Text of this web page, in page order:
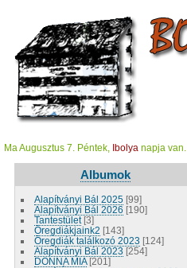
Ma Augusztus 7. Péntek, Ibolya napja van.
Albumok
Alapítványi Bál 2025 [99]
Alapítványi Bál 2026 [190]
Tantestület [3]
Öregdiákjaink2 [143]
Öregdiák találkozó 2023 [124]
Alapítványi Bál 2023 [254]
DONNA MIA [201]